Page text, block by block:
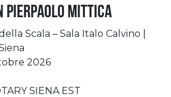
Pierpaolo Mittica
Scala – Sala Italo Calvino |
2026
SIENA EST